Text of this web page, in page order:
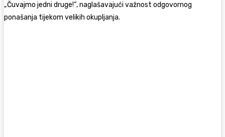
„Čuvajmo jedni druge!“, naglašavajući važnost odgovornog
ponašanja tijekom velikih okupljanja.